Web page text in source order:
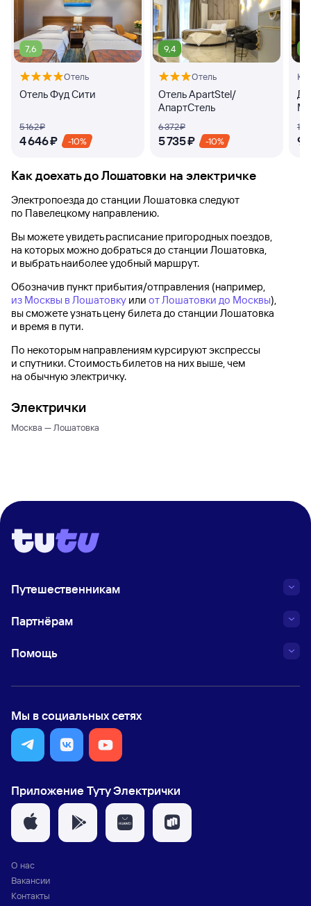
7,6
Отель
Отель Фуд Сити
5 ⁠162 ⁠₽
4 ⁠646 ⁠₽ -10%
9,4
Отель
Отель ApartStel/
АпартСтель
6 ⁠372 ⁠₽
5 ⁠735 ⁠₽ -10%
10
9
Как доехать доЛошатовки на электричке
Электропоезда до станции Лошатовка следуют
по Павелецкому направлению.
Вы можете увидеть расписание пригородных поездов,
на которых можно добраться до станции Лошатовка,
и выбрать наиболее удобный маршрут.
Обозначив пункт прибытия/отправления (например,
из Москвы в Лошатовку или от Лошатовки до Москвы),
вы сможете узнать цену билета до станции Лошатовка
и время в пути.
По некоторым направлениям курсируют экспрессы
и спутники. Стоимость билетов на них выше, чем
на обычную электричку.
Электрички
Москва — Лошатовка
Путешественникам
Партнёрам
Помощь
Мы в социальных сетях
Приложение Туту Электрички
О нас
Вакансии
Контакты